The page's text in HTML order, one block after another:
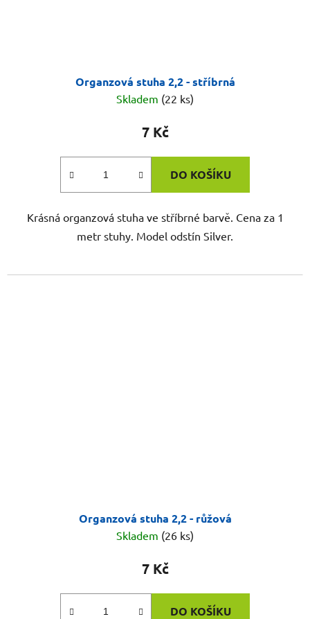
Organzová stuha 2,2 - stříbrná
Skladem (22 ks)
7 Kč
DO KOŠÍKU
Krásná organzová stuha ve stříbrné barvě. Cena za 1
metr stuhy. Model odstín Silver.
Organzová stuha 2,2 - růžová
Skladem (26 ks)
7 Kč
DO KOŠÍKU